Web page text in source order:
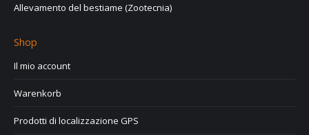
Allevamento del bestiame (Zootecnia)
Shop
Il mio account
Warenkorb
Prodotti di localizzazione GPS